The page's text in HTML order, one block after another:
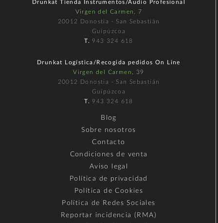
Drunkat Tienda Instrumentos/Audio Profesional
Virgen del Carmen, 7
20012 Donostia - San Sebastián
Guipúzcoa
T. 943 324 618
Drunkat Logística/Recogida pedidos On Line
Virgen del Carmen, 39
20012 Donostia - San Sebastián
Guipúzcoa
T. 943 324 618
Blog
Sobre nosotros
Contacto
Condiciones de venta
Aviso legal
Política de privacidad
Política de Cookies
Política de Redes Sociales
Reportar incidencia (RMA)